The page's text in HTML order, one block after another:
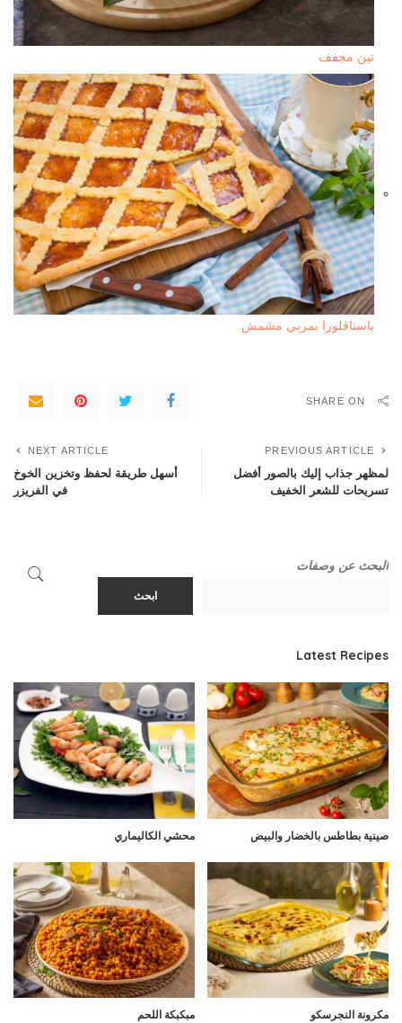
تين مجفف
باستافلورا بمربي مشمش
SHARE ON
PREVIOUS ARTICLE
لمظهر جذاب إليك بالصور أفضل
تسريحات للشعر الخفيف
NEXT ARTICLE
أسهل طريقة لحفظ وتخزين الخوخ
في الفريزر
البحث عن وصفات
ابحث
Latest Recipes
صينية بطاطس بالخضار والبيض محشي الكاليماري
مكرونة النجرسكو مبكبكة اللحم